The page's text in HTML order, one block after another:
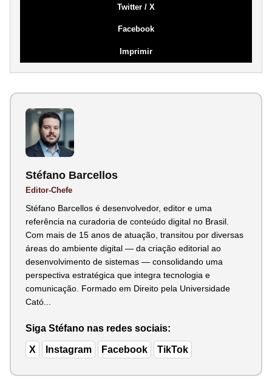
Twitter / X
Facebook
Imprimir
Stéfano Barcellos
Editor-Chefe
Stéfano Barcellos é desenvolvedor, editor e uma
referência na curadoria de conteúdo digital no Brasil.
Com mais de 15 anos de atuação, transitou por diversas
áreas do ambiente digital — da criação editorial ao
desenvolvimento de sistemas — consolidando uma
perspectiva estratégica que integra tecnologia e
comunicação. Formado em Direito pela Universidade
Cató...
Siga Stéfano nas redes sociais:
X Instagram Facebook TikTok